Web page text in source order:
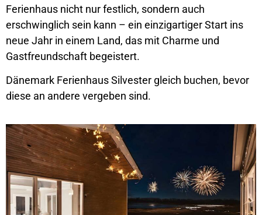
Ferienhaus nicht nur festlich, sondern auch
erschwinglich sein kann – ein einzigartiger Start ins
neue Jahr in einem Land, das mit Charme und
Gastfreundschaft begeistert.
Dänemark Ferienhaus Silvester gleich buchen, bevor
diese an andere vergeben sind.